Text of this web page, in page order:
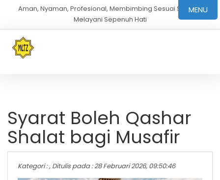
Aman, Nyaman, Profesional, Membimbing Sesuai Sunnah,
Melayani Sepenuh Hati
Syarat Boleh Qashar
Shalat bagi Musafir
Kategori : , Ditulis pada : 28 Februari 2026, 09:50:46
MENU